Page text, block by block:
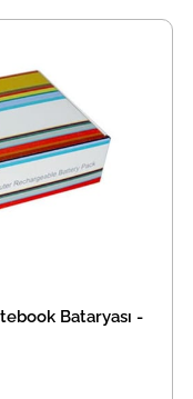
Bataryası -